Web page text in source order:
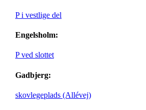
P i vestlige del
Engelsholm:
P ved slottet
Gadbjerg:
skovlegeplads (Allévej)